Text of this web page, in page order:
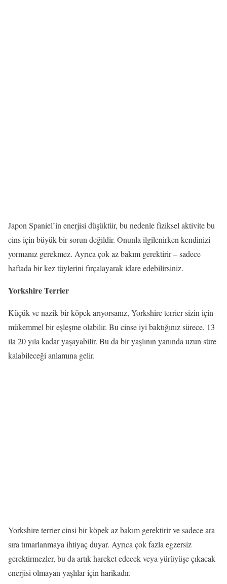
Japon Spaniel’in enerjisi düşüktür, bu nedenle fiziksel aktivite bu
cins için büyük bir sorun değildir. Onunla ilgilenirken kendinizi
yormanız gerekmez. Ayrıca çok az bakım gerektirir – sadece
haftada bir kez tüylerini fırçalayarak idare edebilirsiniz.
Yorkshire Terrier
Küçük ve nazik bir köpek arıyorsanız, Yorkshire terrier sizin için
mükemmel bir eşleşme olabilir. Bu cinse iyi baktığınız sürece, 13
ila 20 yıla kadar yaşayabilir. Bu da bir yaşlının yanında uzun süre
kalabileceği anlamına gelir.
Yorkshire terrier cinsi bir köpek az bakım gerektirir ve sadece ara
sıra tımarlanmaya ihtiyaç duyar. Ayrıca çok fazla egzersiz
gerektirmezler, bu da artık hareket edecek veya yürüyüşe çıkacak
enerjisi olmayan yaşlılar için harikadır.